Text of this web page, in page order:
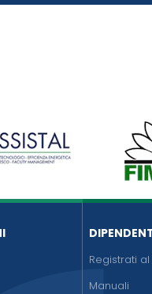
Registrati
Manuali